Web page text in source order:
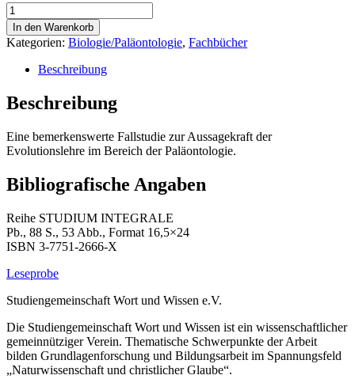
Evolution
früher
Landpflanzen
Menge
In den Warenkorb
Kategorien: Biologie/Paläontologie, Fachbücher
Beschreibung
Beschreibung
Eine bemerkenswerte Fallstudie zur Aussagekraft der
Evolutionslehre im Bereich der Paläontologie.
Bibliografische Angaben
Reihe STUDIUM INTEGRALE
Pb., 88 S., 53 Abb., Format 16,5×24
ISBN 3-7751-2666-X
Leseprobe
Studiengemeinschaft Wort und Wissen e.V.
Die Studiengemeinschaft Wort und Wissen ist ein wissenschaftlicher
gemeinnütziger Verein. Thematische Schwerpunkte der Arbeit
bilden Grundlagenforschung und Bildungsarbeit im Spannungsfeld
„Naturwissenschaft und christlicher Glaube“.